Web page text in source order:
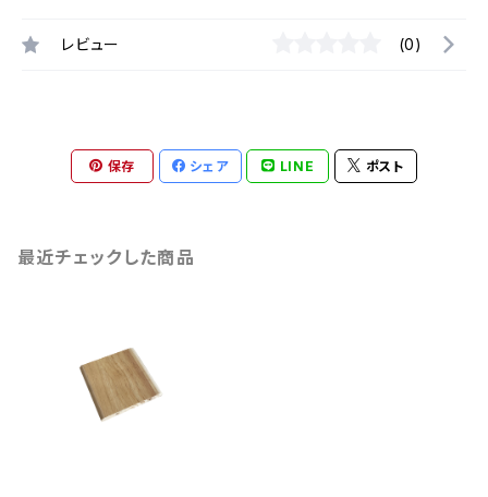
レビュー (0)
保存 シェア LINE ポスト
最近チェックした商品